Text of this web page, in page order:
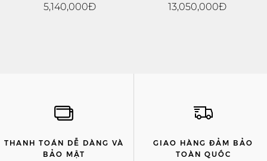
5,140,000Đ
13,050,000Đ
THANH TOÁN DỄ DÀNG VÀ
BẢO MẬT
GIAO HÀNG ĐẢM BẢO
TOÀN QUỐC